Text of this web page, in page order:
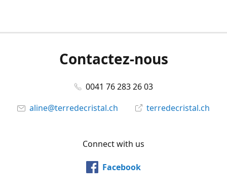
Contactez-nous
0041 76 283 26 03
aline@terredecristal.ch
terredecristal.ch
Connect with us
Facebook